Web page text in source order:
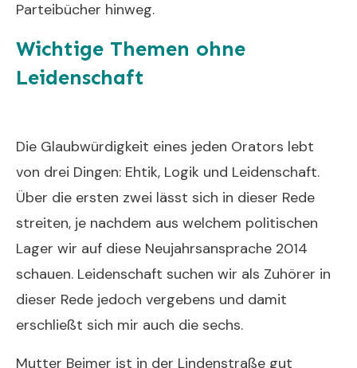
Parteibücher hinweg.
Wichtige Themen ohne
Leidenschaft
Die Glaubwürdigkeit eines jeden Orators lebt
von drei Dingen: Ehtik, Logik und Leidenschaft.
Über die ersten zwei lässt sich in dieser Rede
streiten, je nachdem aus welchem politischen
Lager wir auf diese Neujahrsansprache 2014
schauen. Leidenschaft suchen wir als Zuhörer in
dieser Rede jedoch vergebens und damit
erschließt sich mir auch die sechs.
Mutter Beimer ist in der Lindenstraße gut